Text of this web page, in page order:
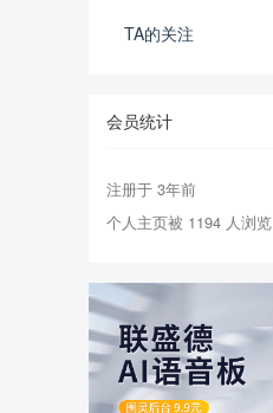
TA的关注
会员统计
注册于 3年前
个人主页被 1194 人浏览